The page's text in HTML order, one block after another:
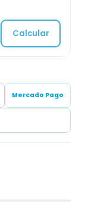
Calcular
Mercado Pago